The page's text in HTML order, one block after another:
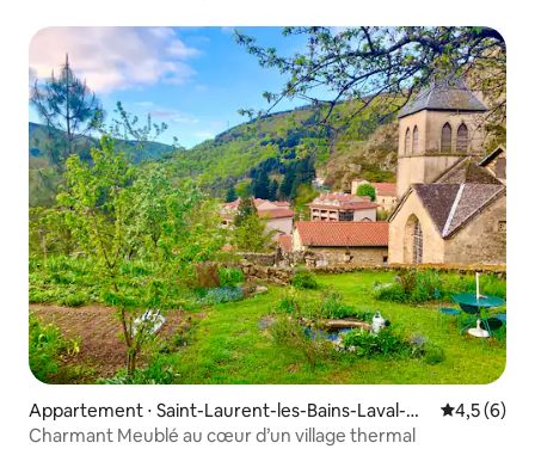
Appartement ⋅ Saint-Laurent-les-Bains-Laval-
d'Aurelle
Évaluation
4,5 (6)
Charmant Meublé au cœur d’un village thermal